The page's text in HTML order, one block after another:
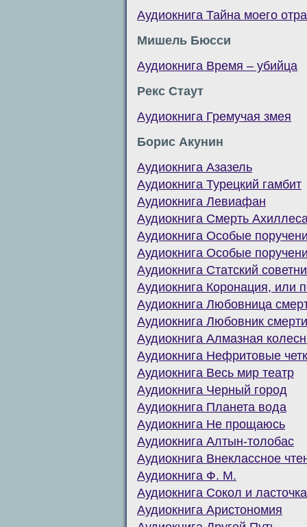
Аудиокнига Тайна моего
Мишель Бюсси
Аудиокнига Время – убийца
Рекс Стаут
Аудиокнига Гремучая змея
Борис Акунин
Аудиокнига Азазель
Аудиокнига Турецкий гамбит
Аудиокнига Левиафан
Аудиокнига Смерть
Аудиокнига Особые
Аудиокнига Особые
Аудиокнига Статский
Аудиокнига Коронация, или
Аудиокнига Любовница
Аудиокнига Любовник смерти
Аудиокнига Алмазная
Аудиокнига Нефритовые
Аудиокнига Весь мир театр
Аудиокнига Черный город
Аудиокнига Планета вода
Аудиокнига Не прощаюсь
Аудиокнига Алтын-толобас
Аудиокнига Внеклассное
Аудиокнига Ф. М.
Аудиокнига Сокол и ласточка
Аудиокнига Аристономия